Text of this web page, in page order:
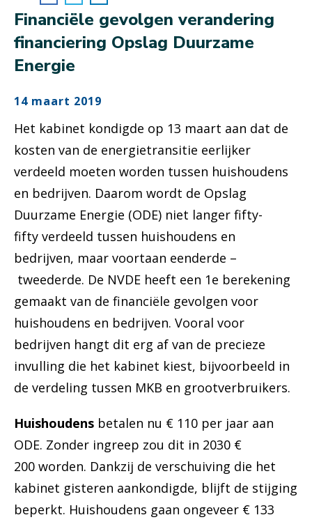
Financiële gevolgen verandering
financiering Opslag Duurzame
Energie
14 maart 2019
Het kabinet kondigde op 13 maart aan dat de
kosten van de energietransitie eerlijker
verdeeld moeten worden tussen huishoudens
en bedrijven. Daarom wordt de Opslag
Duurzame Energie (ODE) niet langer fifty-
fifty verdeeld tussen huishoudens en
bedrijven, maar voortaan eenderde –
tweederde. De NVDE heeft een 1e berekening
gemaakt van de financiële gevolgen voor
huishoudens en bedrijven. Vooral voor
bedrijven hangt dit erg af van de precieze
invulling die het kabinet kiest, bijvoorbeeld in
de verdeling tussen MKB en grootverbruikers.
Huishoudens betalen nu € 110 per jaar aan
ODE. Zonder ingreep zou dit in 2030 €
200 worden. Dankzij de verschuiving die het
kabinet gisteren aankondigde, blijft de stijging
beperkt. Huishoudens gaan ongeveer € 133